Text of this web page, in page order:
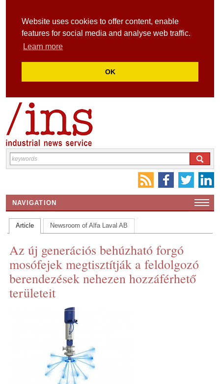
Website uses cookies to offer content, enable
features for social media and analyse web traffic.
Learn more
OK
NAVIGATION
HOME
CONTACT US
INS MAIN WEBSITE
ABOUT US
Article Newsroom of Alfa Laval AB
Az új generációs behúzható forgó
mosófejek megtisztítják a feldolgozó
berendezések nehezen hozzáférhető
területeit